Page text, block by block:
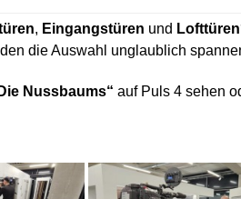
, Eingangstüren und Lofttüren
die Auswahl unglaublich
Nussbaums“ auf Puls 4 sehen